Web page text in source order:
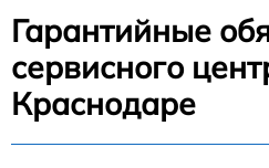
Гарантийные
сервисного
Краснодаре